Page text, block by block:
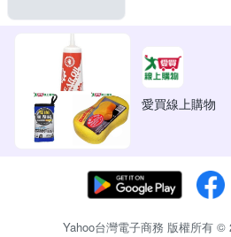
愛買線上購物
Yahoo台灣電子商務 版權所有 ©